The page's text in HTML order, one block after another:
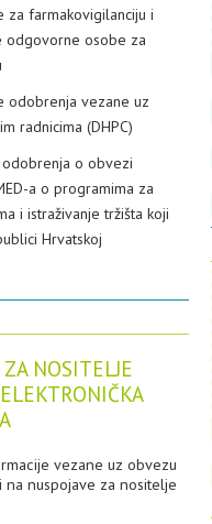
farmakovigilanciju i
odgovorne osobe za
odobrenja vezane uz
radnicima (DHPC)
o obvezi
a o programima za
i istraživanje tržišta koji
Hrvatskoj
NOSITELJE
vezane uz obvezu
na nuspojave za nositelje